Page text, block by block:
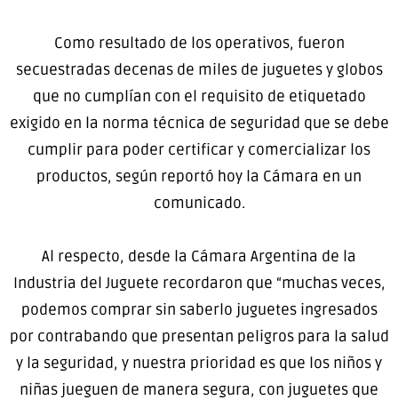
Como resultado de los operativos, fueron
secuestradas decenas de miles de juguetes y globos
que no cumplían con el requisito de etiquetado
exigido en la norma técnica de seguridad que se debe
cumplir para poder certificar y comercializar los
productos, según reportó hoy la Cámara en un
comunicado.
Al respecto, desde la Cámara Argentina de la
Industria del Juguete recordaron que “muchas veces,
podemos comprar sin saberlo juguetes ingresados
por contrabando que presentan peligros para la salud
y la seguridad, y nuestra prioridad es que los niños y
niñas jueguen de manera segura, con juguetes que